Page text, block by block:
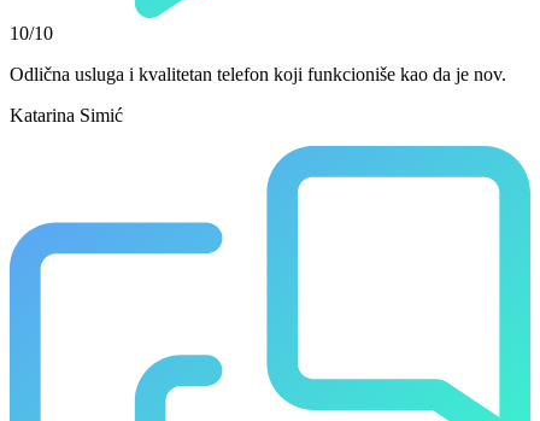
10/10
Odlična usluga i kvalitetan telefon koji funkcioniše kao da je nov.
Katarina Simić